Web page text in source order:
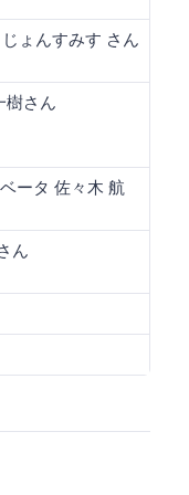
ょんすみす さん
樹さん
ータ 佐々木 航
ん